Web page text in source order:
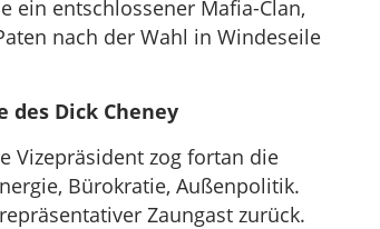
ein entschlossener Mafia-Clan,
nach der Wahl in Windeseile
des Dick Cheney
Vizepräsident zog fortan die
Bürokratie, Außenpolitik.
Zaungast zurück.